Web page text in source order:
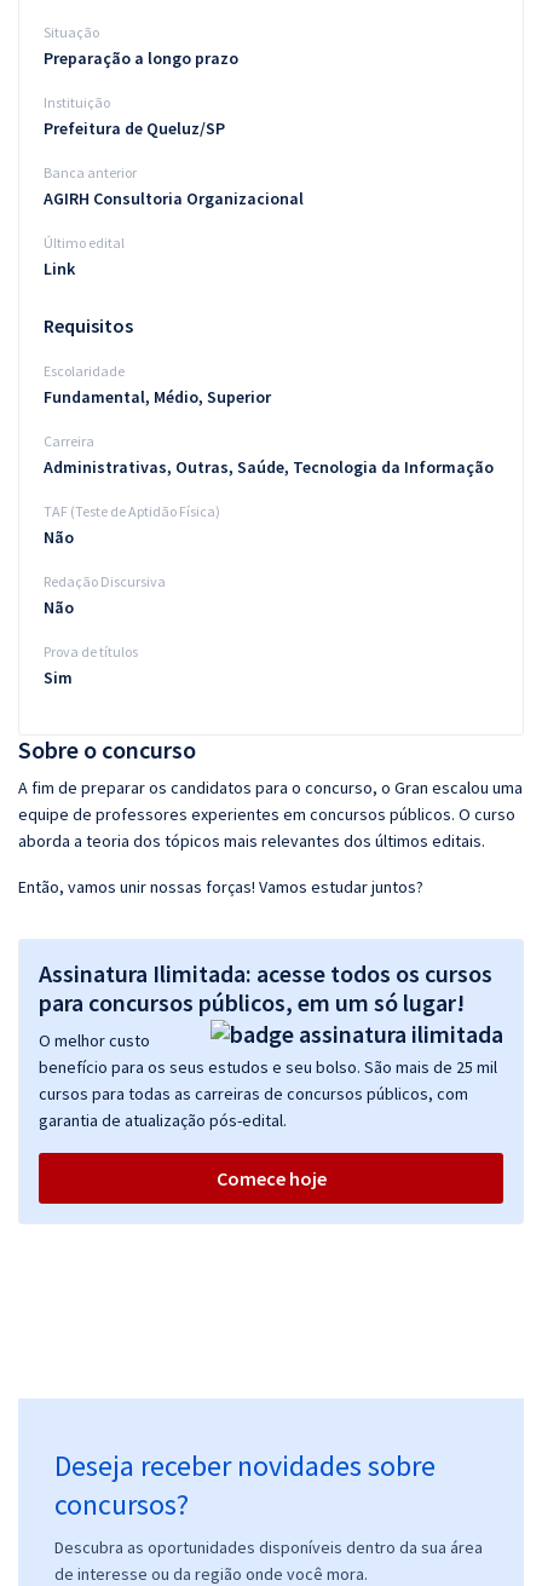
Questões grátis
Blog
Aprovados
Atendimento
Sobre o concurso
A fim de preparar os candidatos para o concurso, o Gran escalou uma
equipe de professores experientes em concursos públicos. O curso
aborda a teoria dos tópicos mais relevantes dos últimos editais.
Então, vamos unir nossas forças! Vamos estudar juntos?
Assinatura Ilimitada: acesse todos os cursos
para concursos públicos, em um só lugar!
O melhor custo
benefício para os seus estudos e seu bolso. São mais de 25 mil
cursos para todas as carreiras de concursos públicos, com
garantia de atualização pós-edital.
Comece hoje
Deseja receber novidades sobre
concursos?
Descubra as oportunidades disponíveis dentro da sua área
de interesse ou da região onde você mora.
Situação
Preparação a longo prazo
Instituição
Prefeitura de Queluz/SP
Banca anterior
AGIRH Consultoria Organizacional
Último edital
Link
Requisitos
Escolaridade
Fundamental, Médio, Superior
Carreira
Administrativas, Outras, Saúde, Tecnologia da Informação
TAF (Teste de Aptidão Física)
Não
Redação Discursiva
Não
Prova de títulos
Sim